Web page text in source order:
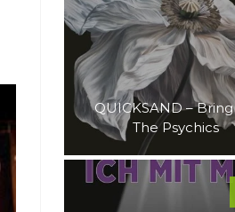
QUICKSAND –
The Psychics